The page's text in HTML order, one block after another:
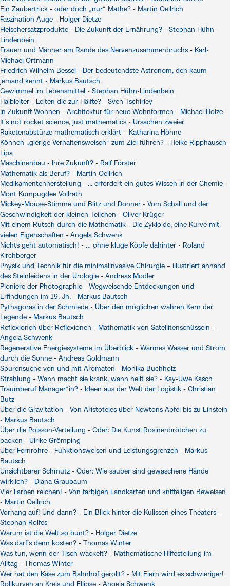
Ein Zaubertrick - oder doch „nur“ Mathe? - Martin Oellrich
Faszination Auge - Holger Dietze
Fleischersatzprodukte - Die Zukunft der Ernährung? - Stephan Hühn-
Lindenbein
Frauen und Männer am Rande des Nervenzusammenbruchs - Karl-
Michael Ortmann
Friedrich Wilhelm Bessel - Der bedeutendste Astronom, den kaum
jemand kennt - Markus Bautsch
Gewimmel im Lebensmittel - Stephan Hühn-Lindenbein
Halbleiter - Leiten die zur Hälfte? - Sven Tschirley
In Zukunft Wohnen - Architektur für neue Wohnformen - Michael Holze
It’s not rocket science, just mathematics - Ursachen zweier
Raketenabstürze mathematisch erklärt – Katharina Höhne
Können „gierige Verhaltensweisen“ zum Ziel führen? - Heike Ripphausen-
Lipa
Maschinenbau - Ihre Zukunft? - Ralf Förster
Mathematik als Beruf? - Martin Oellrich
Medikamentenherstellung - ... erfordert ein gutes Wissen in der Chemie -
Mont Kumpugdee Vollrath
Mickey-Mouse-Stimme und Blitz und Donner - Vom Schall und der
Geschwindigkeit der kleinen Teilchen - Oliver Krüger
Mit einem Rutsch durch die Mathematik - Die Zykloide, eine Kurve mit
vielen Eigenschaften - Angela Schwenk
Nichts geht automatisch! - … ohne kluge Köpfe dahinter - Roland
Kirchberger
Physik und Technik für die minimalinvasive Chirurgie – illustriert anhand
des Steinleidens in der Urologie - Andreas Modler
Pioniere der Photographie - Wegweisende Entdeckungen und
Erfindungen im 19. Jh. - Markus Bautsch
Pythagoras in der Schmiede - Über den möglichen wahren Kern der
Legende - Markus Bautsch
Reflexionen über Reflexionen - Mathematik von Satellitenschüsseln -
Angela Schwenk
Regenerative Energiesysteme im Überblick - Warmes Wasser und Strom
durch die Sonne - Andreas Goldmann
Spurensuche von und mit Aromaten - Monika Buchholz
Strahlung - Wann macht sie krank, wann heilt sie? - Kay-Uwe Kasch
Traumberuf Manager*in? - Ideen aus der Welt der Logistik - Christian
Butz
Über die Gravitation - Von Aristoteles über Newtons Apfel bis zu Einstein
- Markus Bautsch
Über die Poisson-Verteilung - Oder: Die Kunst Rosinenbrötchen zu
backen - Ulrike Grömping
Über Fernrohre - Funktionsweisen und Leistungsgrenzen - Markus
Bautsch
Unsichtbarer Schmutz - Oder: Wie sauber sind gewaschene Hände
wirklich? - Diana Graubaum
Vier Farben reichen! - Von farbigen Landkarten und kniffeligen Beweisen
- Martin Oellrich
Vorhang auf! Und dann? - Ein Blick hinter die Kulissen eines Theaters -
Stephan Rolfes
Warum ist die Welt so bunt? - Holger Dietze
Was darf’s denn kosten? - Thomas Winter
Was tun, wenn der Tisch wackelt? - Mathematische Hilfestellung im
Alltag - Thomas Winter
Wer hat den Käse zum Bahnhof gerollt? - Mit Eiern wird es schwieriger!